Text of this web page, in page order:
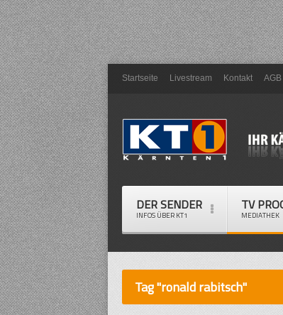
Startseite Livestream Kontakt AGB
DER SENDER
INFOS ÜBER KT1
TV
MEDIATHEK
Tag "ronald rabitsch"